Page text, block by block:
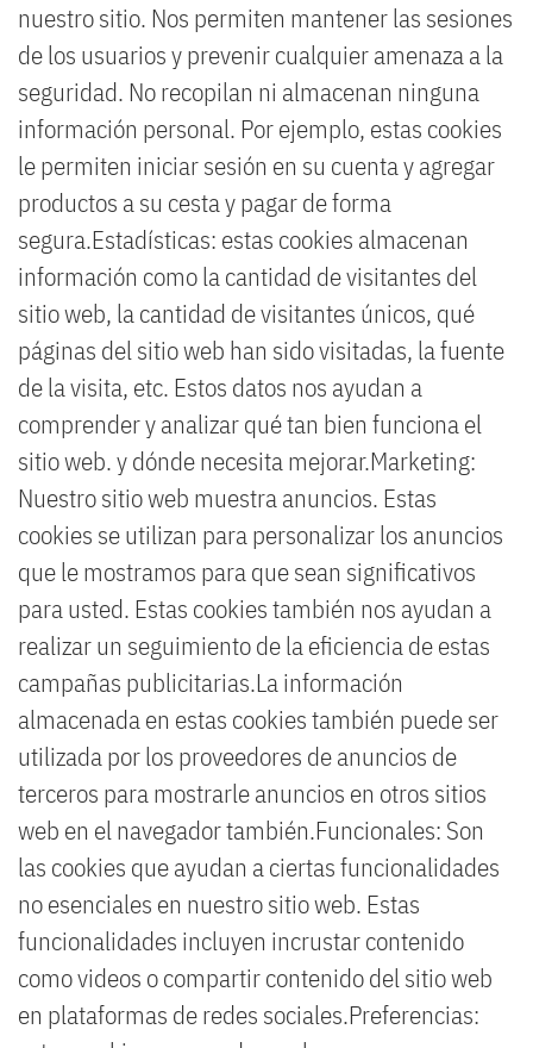
nuestro sitio. Nos permiten mantener las sesiones
de los usuarios y prevenir cualquier amenaza a la
seguridad. No recopilan ni almacenan ninguna
información personal. Por ejemplo, estas cookies
le permiten iniciar sesión en su cuenta y agregar
productos a su cesta y pagar de forma
segura.Estadísticas: estas cookies almacenan
información como la cantidad de visitantes del
sitio web, la cantidad de visitantes únicos, qué
páginas del sitio web han sido visitadas, la fuente
de la visita, etc. Estos datos nos ayudan a
comprender y analizar qué tan bien funciona el
sitio web. y dónde necesita mejorar.Marketing:
Nuestro sitio web muestra anuncios. Estas
cookies se utilizan para personalizar los anuncios
que le mostramos para que sean significativos
para usted. Estas cookies también nos ayudan a
realizar un seguimiento de la eficiencia de estas
campañas publicitarias.La información
almacenada en estas cookies también puede ser
utilizada por los proveedores de anuncios de
terceros para mostrarle anuncios en otros sitios
web en el navegador también.Funcionales: Son
las cookies que ayudan a ciertas funcionalidades
no esenciales en nuestro sitio web. Estas
funcionalidades incluyen incrustar contenido
como videos o compartir contenido del sitio web
en plataformas de redes sociales.Preferencias: